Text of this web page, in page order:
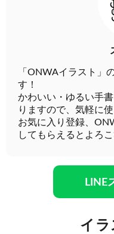
「ONWAイラスト」
す！
かわいい・ゆるい手
りますので、気軽に
お気に入り登録、
してもらえるとよろこ
LINE
イラ